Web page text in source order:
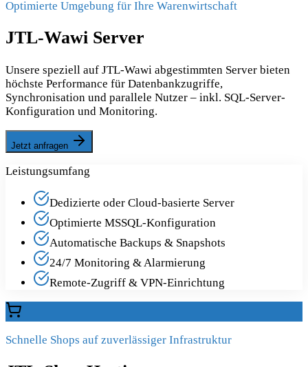
Optimierte Umgebung für Ihre Warenwirtschaft
JTL-Wawi Server
Unsere speziell auf JTL-Wawi abgestimmten Server bieten
höchste Performance für Datenbankzugriffe,
Synchronisation und parallele Nutzer – inkl. SQL-Server-
Konfiguration und Monitoring.
Jetzt anfragen
Leistungsumfang
Dedizierte oder Cloud-basierte Server
Optimierte MSSQL-Konfiguration
Automatische Backups & Snapshots
24/7 Monitoring & Alarmierung
Remote-Zugriff & VPN-Einrichtung
Schnelle Shops auf zuverlässiger Infrastruktur